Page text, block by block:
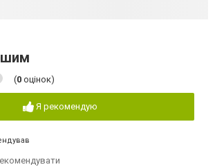
(0 оцінок)
Я рекомендую